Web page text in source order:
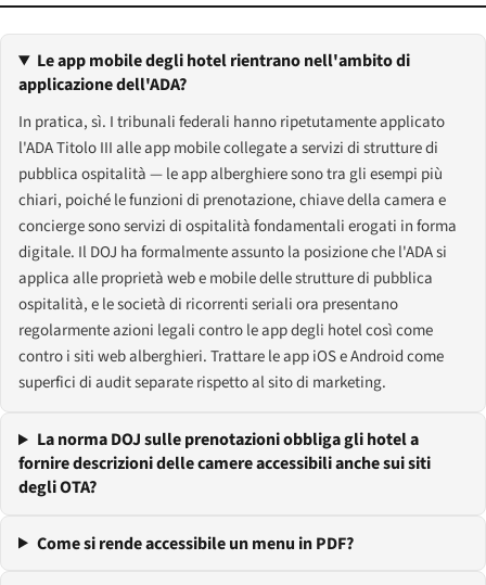
Le app mobile degli hotel rientrano nell'ambito di
applicazione dell'ADA?
In pratica, sì. I tribunali federali hanno ripetutamente applicato
l'ADA Titolo III alle app mobile collegate a servizi di strutture di
pubblica ospitalità — le app alberghiere sono tra gli esempi più
chiari, poiché le funzioni di prenotazione, chiave della camera e
concierge sono servizi di ospitalità fondamentali erogati in forma
digitale. Il DOJ ha formalmente assunto la posizione che l'ADA si
applica alle proprietà web e mobile delle strutture di pubblica
ospitalità, e le società di ricorrenti seriali ora presentano
regolarmente azioni legali contro le app degli hotel così come
contro i siti web alberghieri. Trattare le app iOS e Android come
superfici di audit separate rispetto al sito di marketing.
La norma DOJ sulle prenotazioni obbliga gli hotel a
fornire descrizioni delle camere accessibili anche sui siti
degli OTA?
Come si rende accessibile un menu in PDF?